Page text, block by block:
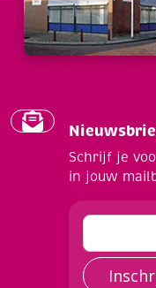
Schrijf je
in jouw